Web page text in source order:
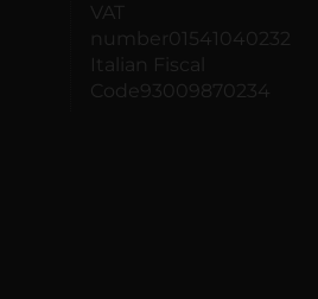
VAT
number01541040232
Italian Fiscal
Code93009870234